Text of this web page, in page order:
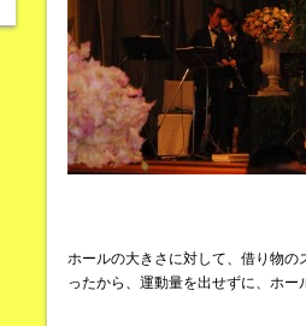
ホールの大きさに対して、借り物
ったから、運動量を出せずに、ホ